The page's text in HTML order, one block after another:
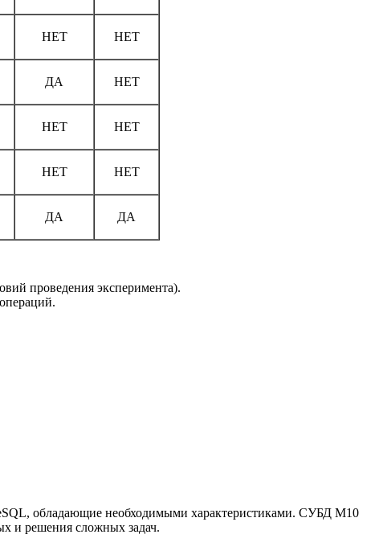
НЕТ НЕТ
ДА НЕТ
НЕТ НЕТ
НЕТ НЕТ
ДА ДА
проведения эксперимента).
обладающие необходимыми характеристиками. СУБД М10
и решения сложных задач.